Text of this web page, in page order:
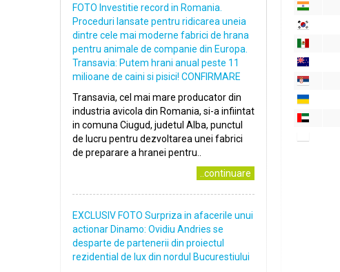
FOTO Investitie record in Romania.
Proceduri lansate pentru ridicarea uneia
dintre cele mai moderne fabrici de hrana
pentru animale de companie din Europa.
Transavia: Putem hrani anual peste 11
milioane de caini si pisici! CONFIRMARE
Transavia, cel mai mare producator din
industria avicola din Romania, si-a infiintat
in comuna Ciugud, judetul Alba, punctul
de lucru pentru dezvoltarea unei fabrici
de preparare a hranei pentru..
..continuare
EXCLUSIV FOTO Surpriza in afacerile unui
actionar Dinamo: Ovidiu Andries se
desparte de partenerii din proiectul
rezidential de lux din nordul Bucurestiului